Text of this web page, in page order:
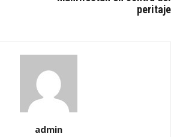
peritaje
admin